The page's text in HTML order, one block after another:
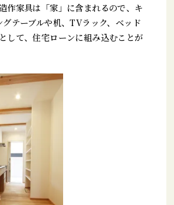
作家具は「家」に含まれるので、キ
グテーブルや机、TVラック、ベッド
して、住宅ローンに組み込むことが